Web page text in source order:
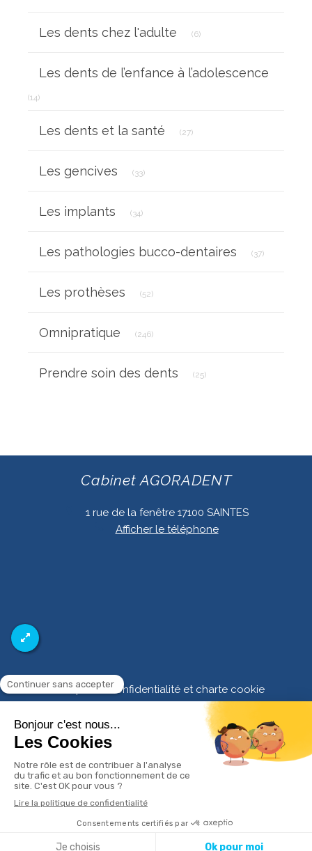
Les dents chez l'adulte (6)
Les dents de l’enfance à l’adolescence
(14)
Les dents et la santé (27)
Les gencives (33)
Les implants (34)
Les pathologies bucco-dentaires (37)
Les prothèses (52)
Omnipratique (246)
Prendre soin des dents (25)
Cabinet AGORADENT
1 rue de la fenêtre 17100 SAINTES
Afficher le téléphone
Politique de confidentialité et charte cookie
Conditions Générales Utilisation
Charte déontologique
Ordre national
Annuaires chirurgiens dentistes